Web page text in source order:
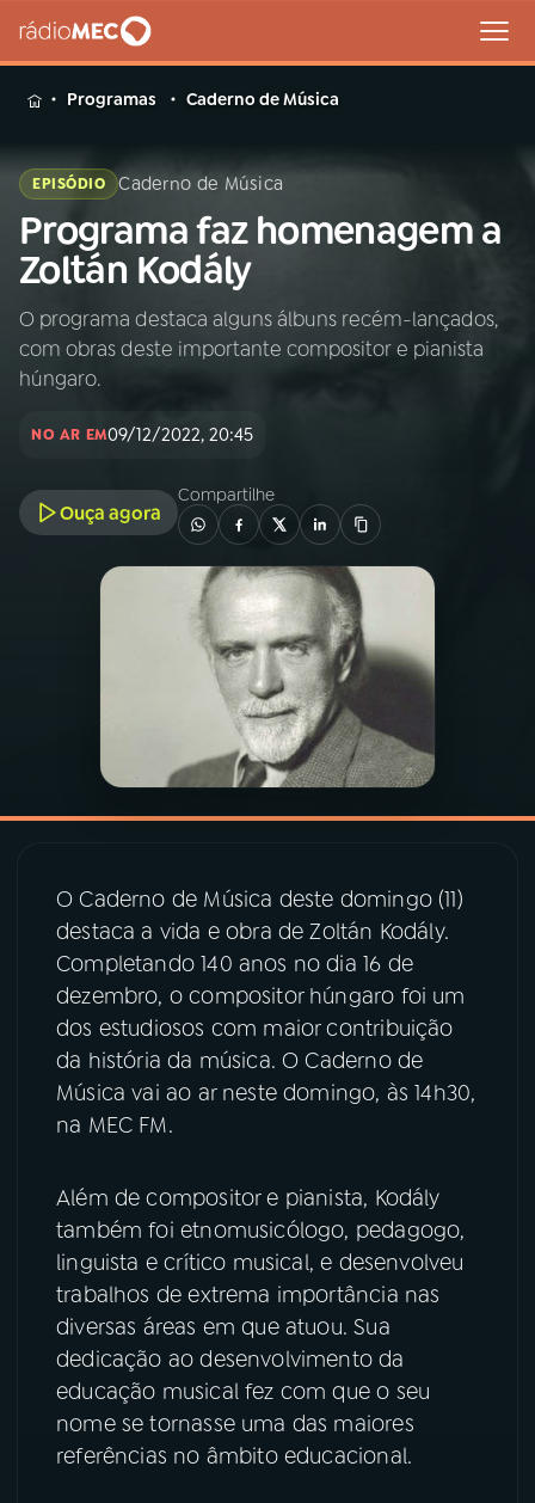
MENU
Buscar
na
Rádio
MEC
Buscar
Início AO VIVO
01INÍCIO
02A RÁDIO
PROGRAMAÇÃO
07ÚLTIMAS
PRÊMIO RÁDIO MEC
ACOMPANHE A RÁDIO MEC
YouTube
TikTok
Programas Caderno de Música
EPISÓDIO Caderno de Música
Programa faz homenagem a
Zoltán Kodály
O programa destaca alguns álbuns recém-lançados,
com obras deste importante compositor e pianista
húngaro.
NO AR EM09/12/2022, 20:45
Ouça agora
Compartilhe
O Caderno de Música deste domingo (11)
destaca a vida e obra de Zoltán Kodály.
Completando 140 anos no dia 16 de
dezembro, o compositor húngaro foi um
dos estudiosos com maior contribuição
da história da música. O Caderno de
Música vai ao ar neste domingo, às 14h30,
na MEC FM.
Além de compositor e pianista, Kodály
também foi etnomusicólogo, pedagogo,
linguista e crítico musical, e desenvolveu
trabalhos de extrema importância nas
diversas áreas em que atuou. Sua
dedicação ao desenvolvimento da
educação musical fez com que o seu
nome se tornasse uma das maiores
referências no âmbito educacional.